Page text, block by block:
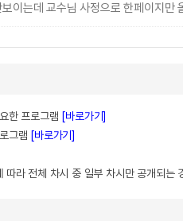
이는데 교수님 사정으로 한페이지만
한 프로그램 [바로가기]
그램 [바로가기]
따라 전체 차시 중 일부 차시만 공개되는